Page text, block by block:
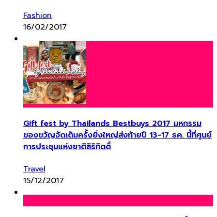
Fashion
16/02/2017
Gift fest by Thailands Bestbuys 2017 มหกรรม
ของขวัญจัดเต็มครั้งยิ่งใหญ่ส่งท้ายปี 13-17 ธค. นี้ที่ศูนย์
การประชุมแห่งชาติสิริกิตติ์
Travel
15/12/2017